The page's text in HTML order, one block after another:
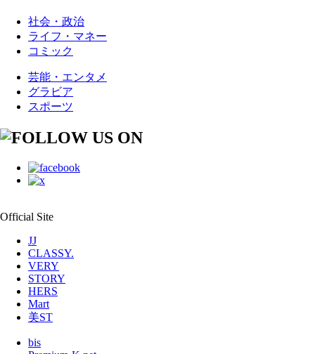
社会・政治
ライフ・マネー
コミック
芸能・エンタメ
グラビア
スポーツ
Official Site
JJ
CLASSY.
VERY
STORY
HERS
Mart
美ST
bis